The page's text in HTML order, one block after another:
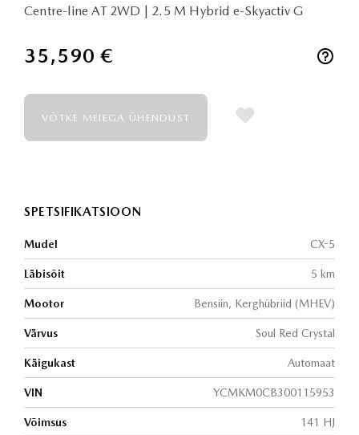
Centre-line AT 2WD | 2.5 M Hybrid e-Skyactiv G
35,590 €
VÕTKE MEIEGA ÜHENDUST
SPETSIFIKATSIOON
Mudel CX-5
Läbisõit 5 km
Mootor Bensiin, Kerghübriid (MHEV)
Värvus Soul Red Crystal
Käigukast Automaat
VIN YCMKM0CB300115953
Võimsus 141 HJ